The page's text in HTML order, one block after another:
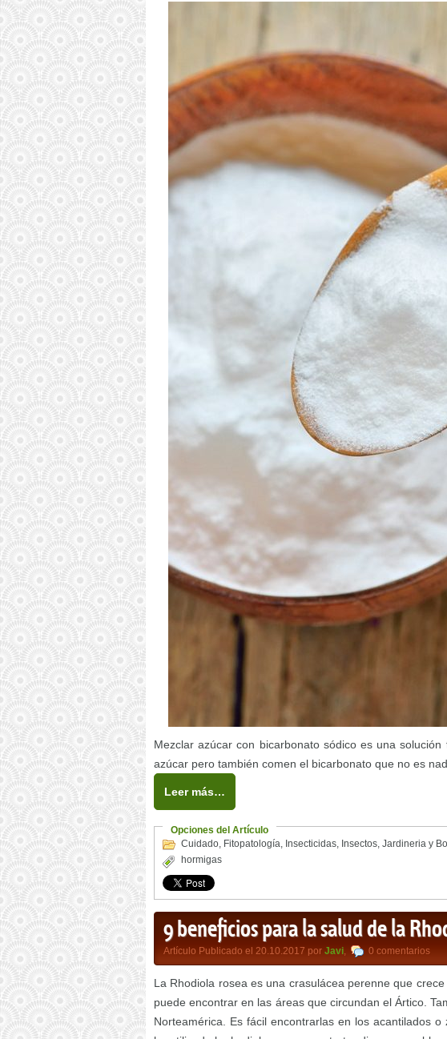
Mezclar azúcar con bicarbonato sódico es una
azúcar pero también comen el bicarbonato que no es
Leer más…
Opciones del Artículo
Cuidado, Fitopatología, Insecticidas, Insectos, Jardineria y
hormigas
9 beneficios para la salud de la
Artículo Publicado el 20.10.2017 por Javi, 0 comentarios
La Rhodiola rosea es una crasulácea perenne que
puede encontrar en las áreas que circundan el Ártico.
Norteamérica. Es fácil encontrarlas en los acantilados